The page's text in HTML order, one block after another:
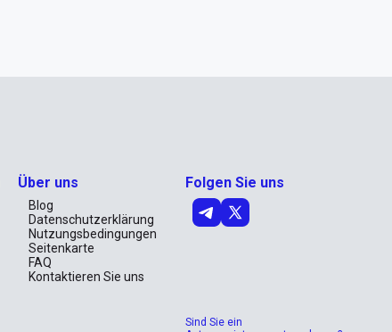
Über uns
Blog
Datenschutzerklärung
Nutzungsbedingungen
Seitenkarte
FAQ
Kontaktieren Sie uns
Folgen Sie uns
Sind Sie ein